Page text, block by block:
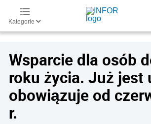
Kategorie
Wsparcie dla osób
roku życia. Już jest
obowiązuje od
r.